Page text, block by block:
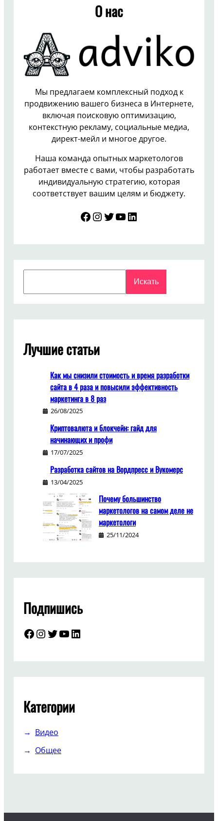
О нас
Мы предлагаем комплексный подход к
продвижению вашего бизнеса в Интернете,
включая поисковую оптимизацию,
контекстную рекламу, социальные медиа,
директ-мейл и многое другое.
Наша команда опытных маркетологов
работает вместе с вами, чтобы разработать
индивидуальную стратегию, которая
соответствует вашим целям и бюджету.
Facebook
Instagram
Twitter
YouTube
LinkedIn
Искать
Лучшие статьи
Как мы снизили стоимость и время разработки
сайта в 4 раза и повысили эффективность
маркетинга в 8 раз
26/08/2025
Криптовалюта и блокчейн: гайд для
начинающих и профи
17/07/2025
Разработка сайтов на Вордпресс и Вукомерс
13/04/2025
Почему большинство
маркетологов на самом деле не
маркетологи
25/11/2024
Подпишись
Facebook
Instagram
Twitter
YouTube
LinkedIn
Категории
Видео
Общее